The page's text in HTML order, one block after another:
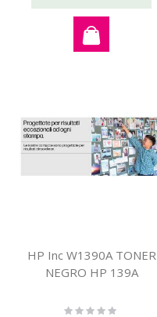
HP Inc W1390A TONER
NEGRO HP 139A
Rating: